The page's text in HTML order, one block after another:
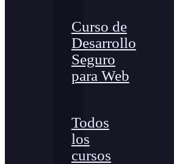
Curso de
Desarrollo
Seguro
para Web
Todos
los
cursos